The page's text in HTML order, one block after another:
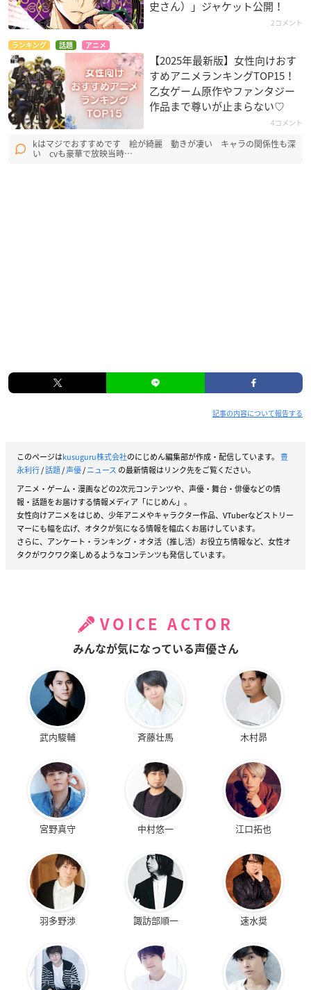
史さん）」ジャケット公開！
2コメント
ランキング 話題 アニメ
【2025年最新版】女性向けおす
すめアニメランキングTOP15！
乙女ゲーム原作やファンタジー
作品まで尊いが止まらない♡
4コメント
kはマジでおすすめです 絵が綺麗 動きが凄い キャラの関係性も深
い cvも豪華で放映当時…
記事の内容について報告する
このページはkusuguru株式会社のにじめん編集部が作成・配信しています。 豊
永利行/話題/声優/ニュース の最新情報はリンク先をご覧ください。
アニメ・ゲーム・漫画などの2次元コンテンツや、声優・舞台・俳優などの情
報・話題をお届けする情報メディア「にじめん」。
女性向けアニメをはじめ、少年アニメやキャラクター作品、VTuberなどストリー
マーにも幅を広げ、オタクが気になる情報を幅広くお届けしています。
さらに、アンケート・ランキング・オタ活（推し活）お役立ち情報など、女性オ
タクがワクワク楽しめるようなコンテンツも発信しています。
VOICE ACTOR
みんなが気になっている声優さん
武内駿輔 斉藤壮馬 木村昴
宮野真守 中村悠一 江口拓也
羽多野渉 諏訪部順一 速水奨